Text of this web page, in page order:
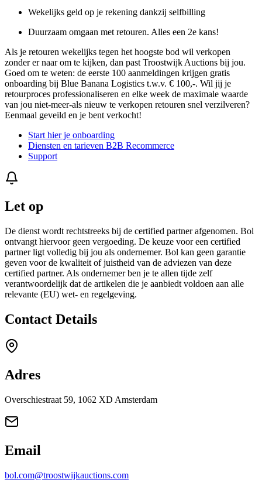
Wekelijks geld op je rekening dankzij selfbilling
Duurzaam omgaan met retouren. Alles een 2e kans!
Als je retouren wekelijks tegen het hoogste bod wil verkopen
zonder er naar om te kijken, dan past Troostwijk Auctions bij jou.
Goed om te weten: de eerste 100 aanmeldingen krijgen gratis
onboarding bij Blue Banana Logistics t.w.v. € 100,-. Wil jij je
retourproces professionaliseren en elke week de maximale waarde
van jou niet-meer-als nieuw te verkopen retouren snel verzilveren?
Eenmaal geveild en je bent verkocht!
Start hier je onboarding
Diensten en tarieven B2B Recommerce
Support
Let op
De dienst wordt rechtstreeks bij de certified partner afgenomen. Bol
ontvangt hiervoor geen vergoeding. De keuze voor een certified
partner ligt volledig bij jou als ondernemer. Bol kan geen garantie
geven voor de kwaliteit of juistheid van de adviezen van deze
certified partner. Als ondernemer ben je te allen tijde zelf
verantwoordelijk dat de artikelen die je aanbiedt voldoen aan alle
relevante (EU) wet- en regelgeving.
Contact Details
Adres
Overschiestraat 59, 1062 XD Amsterdam
Email
bol.com@troostwijkauctions.com